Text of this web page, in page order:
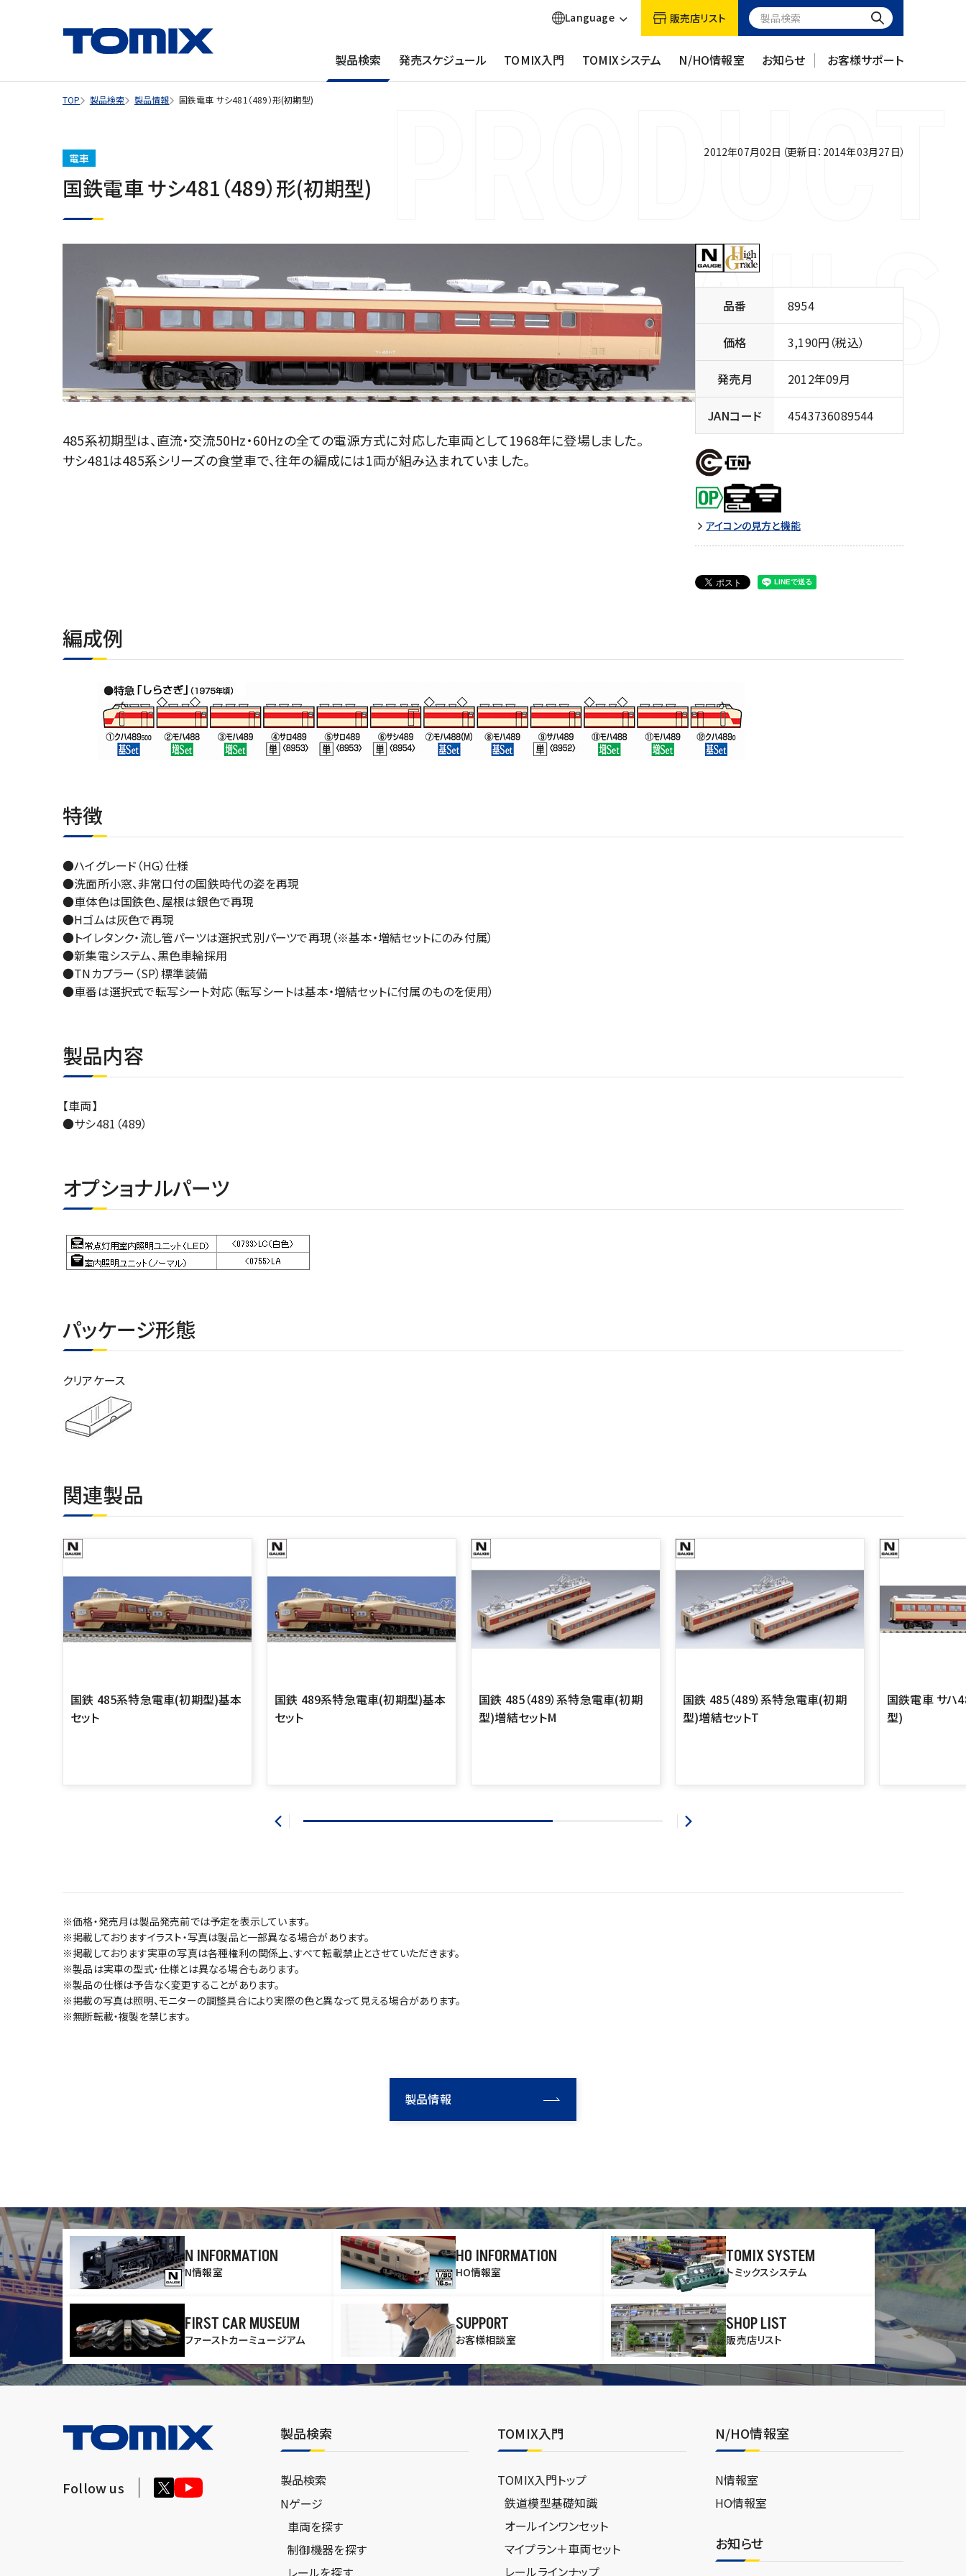
製品検索 発売スケジュール TOMIX入門 TOMIXシステム N/HO情報室 お知らせ お客様サポート
Language 販売店リスト
TOP 製品検索 製品情報 国鉄電車 サシ481（489）形(初期型)
電車
国鉄電車 サシ481（489）形(初期型)
2012年07月02日（更新日：2014年03月27日）
485系初期型は、直流・交流50Hz・60Hzの全ての電源方式に対応した車両として1968年に登場しました。
サシ481は485系シリーズの食堂車で、往年の編成には1両が組み込まれていました。
品番 8954
価格 3,190円（税込）
発売月 2012年09月
JANコード 4543736089544
アイコンの見方と機能
編成例
特徴
●ハイグレード（HG）仕様
●洗面所小窓、非常口付の国鉄時代の姿を再現
●車体色は国鉄色、屋根は銀色で再現
●Hゴムは灰色で再現
●トイレタンク・流し管パーツは選択式別パーツで再現（※基本・増結セットにのみ付属）
●新集電システム、黒色車輪採用
●TNカプラー（SP）標準装備
●車番は選択式で転写シート対応（転写シートは基本・増結セットに付属のものを使用）
製品内容
【車両】
●サシ481（489）
オプショナルパーツ
パッケージ形態
クリアケース
関連製品
国鉄 485系特急電車(初期型)基本
セット
国鉄 489系特急電車(初期型)基本
セット
国鉄 485（489）系特急電車(初期
型)増結セットM
国鉄 485（489）系特急電車(初期
型)増結セットT
国鉄電車 サハ
型)
※価格・発売月は製品発売前では予定を表示しています。
※掲載しておりますイラスト・写真は製品と一部異なる場合があります。
※掲載しております実車の写真は各種権利の関係上、すべて転載禁止とさせていただきます。
※製品は実車の型式・仕様とは異なる場合もあります。
※製品の仕様は予告なく変更することがあります。
※掲載の写真は照明、モニターの調整具合により実際の色と異なって見える場合があります。
※無断転載・複製を禁じます。
製品情報
N INFORMATION
N情報室
HO INFORMATION
HO情報室
TOMIX SYSTEM
トミックスシステム
FIRST CAR MUSEUM
ファーストカーミュージアム
SUPPORT
お客様相談室
SHOP LIST
販売店リスト
Follow us
製品検索
製品検索
Nゲージ
車両を探す
制御機器を探す
レールを探す
TOMIX入門
TOMIX入門トップ
鉄道模型基礎知識
オールインワンセット
マイプラン＋車両セット
レールラインナップ
N/HO情報室
N情報室
HO情報室
お知らせ